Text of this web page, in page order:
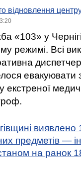
відновлення
«103» у
режимі. Всі
евакуювати
екстреної
виявлено
предметів —
на ранок